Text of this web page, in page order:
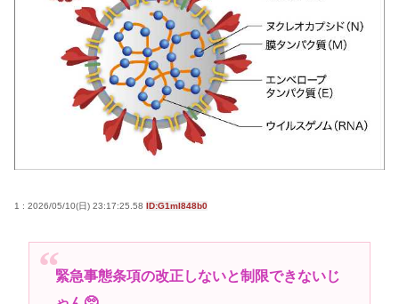
全国の女子高生、お前らに苦言www
きゃりーぱみゅぱみゅ、本名が「桐子」だと公表
高市早苗さん、憧れのバンドを官邸に招き、自身の
サイン入りドラム・スティックをプレゼントw
若くて美人なママと親友の淫らな行為内容を毎回聞
かされる「女神の加護を受けしママのサーガ」3巻 今
ポケカ資産が100万円超えた男の子www
【高市動画】こういうオスガキってどうやったら産
まれるの？
中国のメスガキ、民度が終わりすぎてる
1 : 2026/05/10(日) 23:17:25.58 ID:G1mI848b0
緊急事態条項の改正しないと制限できないじ